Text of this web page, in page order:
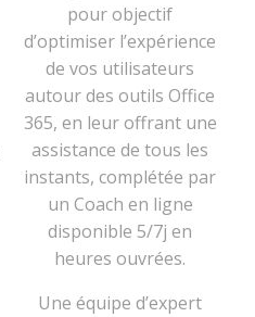
pour objectif
d’optimiser l’expérience
de vos utilisateurs
autour des outils Office
365, en leur offrant une
assistance de tous les
instants, complétée par
un Coach en ligne
disponible 5/7j en
heures ouvrées.
Une équipe d’expert